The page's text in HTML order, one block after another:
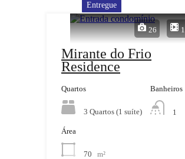
26 1
Entregue
Mirante do Frio
Residence
Quartos
3 Quartos (1 suíte)
Banheiros
1
Área
70 m²